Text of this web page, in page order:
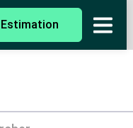
Estimation